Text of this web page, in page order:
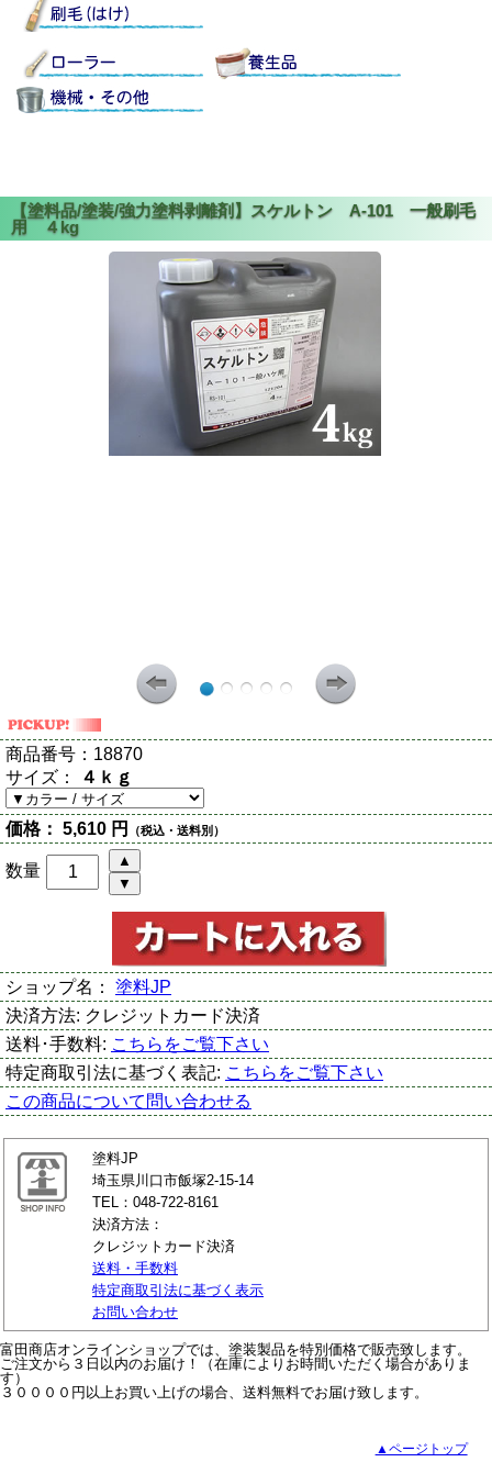
商品番号： 18870
サイズ： ４ｋｇ
価格： 5,610 円 （税込・送料別）
数量
ショップ名： 塗料JP
決済方法: クレジットカード決済
送料･手数料: こちらをご覧下さい
特定商取引法に基づく表記: こちらをご覧下さい
この商品について問い合わせる
塗料JP
埼玉県川口市飯塚2-15-14
TEL：048-722-8161
決済方法：
クレジットカード決済
送料・手数料
特定商取引法に基づく表示
お問い合わせ
富田商店オンラインショップでは、塗装製品を特別価格で販売致します。
ご注文から３日以内のお届け！（在庫によりお時間いただく場合がありま
す）
３００００円以上お買い上げの場合、送料無料でお届け致します。
▲ページトップ